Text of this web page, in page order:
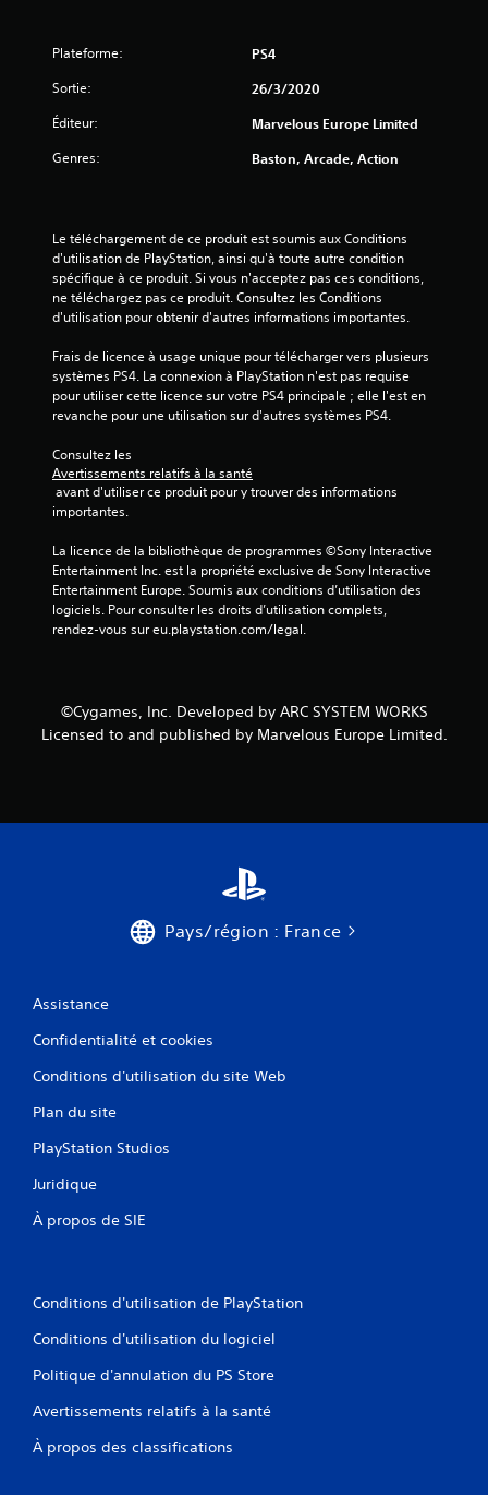
i
)
Plateforme: PS4
Sortie: 26/3/2020
Éditeur: Marvelous Europe Limited
Genres: Baston, Arcade, Action
Le téléchargement de ce produit est soumis aux Conditions
d'utilisation de PlayStation, ainsi qu'à toute autre condition
spécifique à ce produit. Si vous n'acceptez pas ces conditions,
ne téléchargez pas ce produit. Consultez les Conditions
d'utilisation pour obtenir d'autres informations importantes.
Frais de licence à usage unique pour télécharger vers plusieurs
systèmes PS4. La connexion à PlayStation n'est pas requise
pour utiliser cette licence sur votre PS4 principale ; elle l'est en
revanche pour une utilisation sur d'autres systèmes PS4.
Consultez les
Avertissements relatifs à la santé
importantes.
La licence de la bibliothèque de programmes ©Sony Interactive
Entertainment Inc. est la propriété exclusive de Sony Interactive
Entertainment Europe. Soumis aux conditions d’utilisation des
logiciels. Pour consulter les droits d’utilisation complets,
rendez-vous sur eu.playstation.com/legal.
©Cygames, Inc. Developed by ARC SYSTEM WORKS
Licensed to and published by Marvelous Europe Limited.
Pays/région : France
Assistance
Confidentialité et cookies
Conditions d'utilisation du site Web
Plan du site
PlayStation Studios
Juridique
À propos de SIE
Conditions d'utilisation de PlayStation
Conditions d'utilisation du logiciel
Politique d'annulation du PS Store
Avertissements relatifs à la santé
À propos des classifications